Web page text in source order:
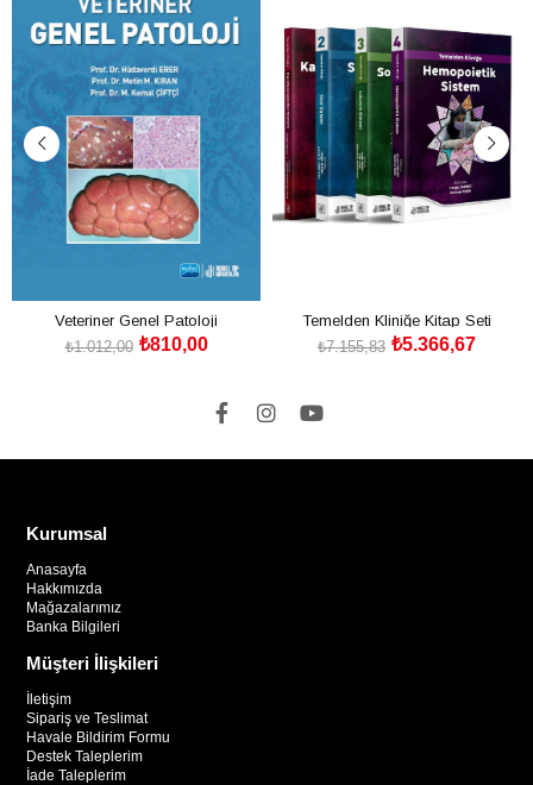
Veteriner Genel Patoloji
₺810,00
₺1.012,00
Temelden Kliniğe Kitap Seti
₺5.366,67
₺7.155,83
Kurumsal
Anasayfa
Hakkımızda
Mağazalarımız
Banka Bilgileri
Müşteri İlişkileri
İletişim
Sipariş ve Teslimat
Havale Bildirim Formu
Destek Taleplerim
İade Taleplerim